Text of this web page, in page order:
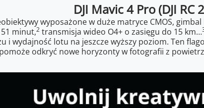
DJI Mavic 4 Pro (DJI RC
wyposażone w duże matryce CMOS,
minut,2transmisja wideo O4+ o zasięgu do 15 km…
i wydajność lotu na jeszcze wyższy poziom. Ten
pomoże odkryć nowe horyzonty w fotografii z